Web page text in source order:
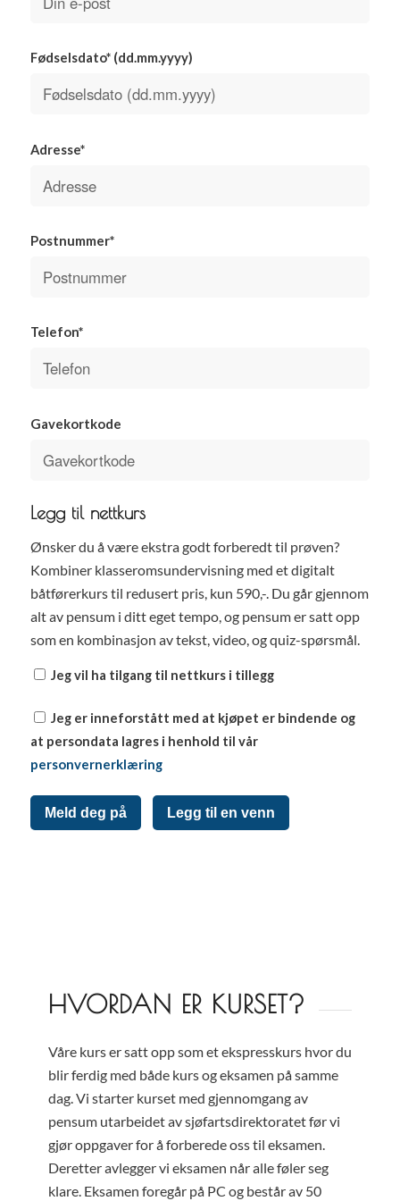
Fødselsdato* (dd.mm.yyyy)
Adresse*
Postnummer*
Telefon*
Gavekortkode
Legg til nettkurs
Ønsker du å være ekstra godt forberedt til prøven?
Kombiner klasseromsundervisning med et digitalt
båtførerkurs til redusert pris, kun 590,-. Du går gjennom
alt av pensum i ditt eget tempo, og pensum er satt opp
som en kombinasjon av tekst, video, og quiz-spørsmål.
Jeg vil ha tilgang til nettkurs i tillegg
Jeg er inneforstått med at kjøpet er bindende og
at persondata lagres i henhold til vår
personvernerklæring
Meld deg på Legg til en venn
HVORDAN ER KURSET?
Våre kurs er satt opp som et ekspresskurs hvor du
blir ferdig med både kurs og eksamen på samme
dag. Vi starter kurset med gjennomgang av
pensum utarbeidet av sjøfartsdirektoratet før vi
gjør oppgaver for å forberede oss til eksamen.
Deretter avlegger vi eksamen når alle føler seg
klare. Eksamen foregår på PC og består av 50